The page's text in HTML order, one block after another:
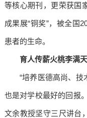
等核心期刊，更荣获国
成果展“铜奖”，被全国
患者的生命。
育人传薪火桃李满
“培养医德高尚、技
也是对学校最好的回报
文余教授坚守三尺讲台